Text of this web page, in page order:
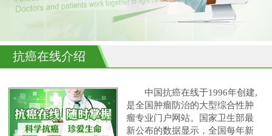
抗癌在线介绍
中国抗癌在线于1996年创建,
是全国肿瘤防治的大型综合性肿
瘤专业门户网站。国家卫生部最
新公布的数据显示，全国每年新